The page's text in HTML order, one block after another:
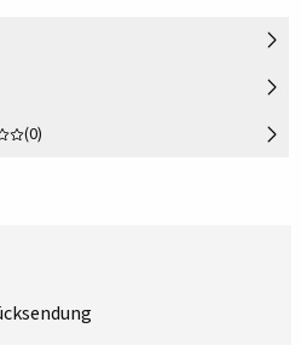
(0)